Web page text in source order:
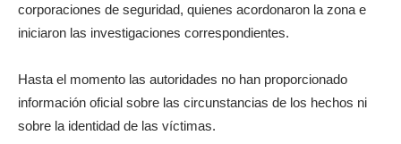
corporaciones de seguridad, quienes acordonaron la zona e
iniciaron las investigaciones correspondientes.
Hasta el momento las autoridades no han proporcionado
información oficial sobre las circunstancias de los hechos ni
sobre la identidad de las víctimas.